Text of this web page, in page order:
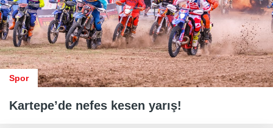
Spor
Kartepe’de nefes kesen yarış!